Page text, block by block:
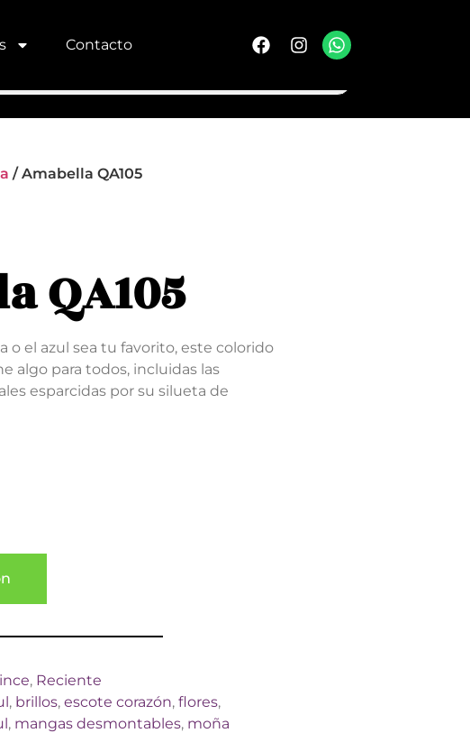
Contacto
/ Amabella QA105
QA105
o el azul sea tu favorito, este colorido
algo para todos, incluidas las
esparcidas por su silueta de
, Reciente
, brillos, escote corazón, flores,
, mangas desmontables, moña